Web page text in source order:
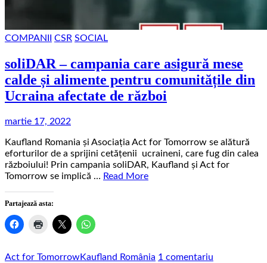
COMPANII CSR SOCIAL
soliDAR – campania care asigură mese
calde și alimente pentru comunitățile din
Ucraina afectate de război
martie 17, 2022
Kaufland Romania și Asociația Act for Tomorrow se alătură
eforturilor de a sprijini cetățenii ucraineni, care fug din calea
războiului! Prin campania soliDAR, Kaufland și Act for
Tomorrow se implică … Read More
Partajează asta:
Act for TomorrowKaufland România 1 comentariu